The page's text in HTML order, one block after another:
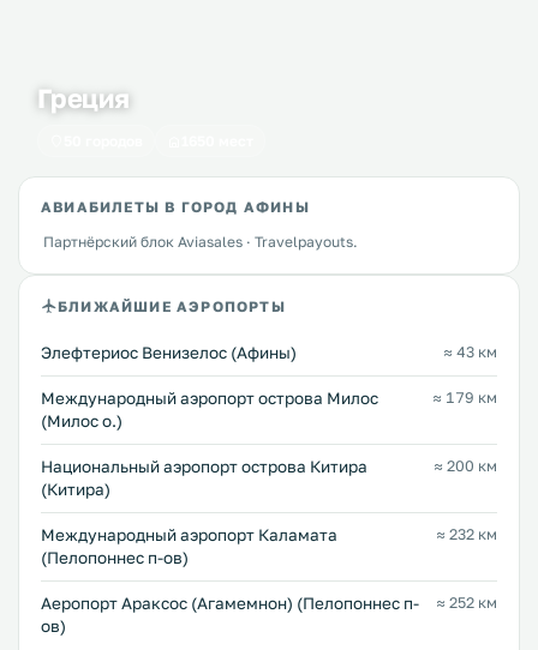
Греция
АВИАБИЛЕТЫ В ГОРОД АФИНЫ
Партнёрский блок Aviasales · Travelpayouts.
БЛИЖАЙШИЕ АЭРОПОРТЫ
Элефтериос Венизелос (Афины) ≈ 43 км
Междунарoдный аэропорт острова Милос
(Милос о.)
≈ 179 км
Национальный аэропорт острова Китира
(Китира)
≈ 200 км
Международный аэропорт Каламата
(Пелопоннес п-ов)
≈ 232 км
Аеропорт Араксос (Агамемнон) (Пелопоннес п-
ов)
≈ 252 км